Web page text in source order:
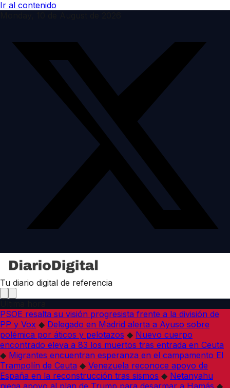
Ir al contenido
Tu diario digital de referencia
PSOE resalta su visión progresista frente a la división de
PP y Vox ◆ Delegado en Madrid alerta a Ayuso sobre
polémica por áticos y pelotazos ◆ Nuevo cuerpo
encontrado eleva a 83 los muertos tras entrada en Ceuta
◆ Migrantes encuentran esperanza en el campamento El
Trampolín de Ceuta ◆ Venezuela reconoce apoyo de
España en la reconstrucción tras sismos ◆ Netanyahu
niega apoyo al plan de Trump para desarmar a Hamás ◆